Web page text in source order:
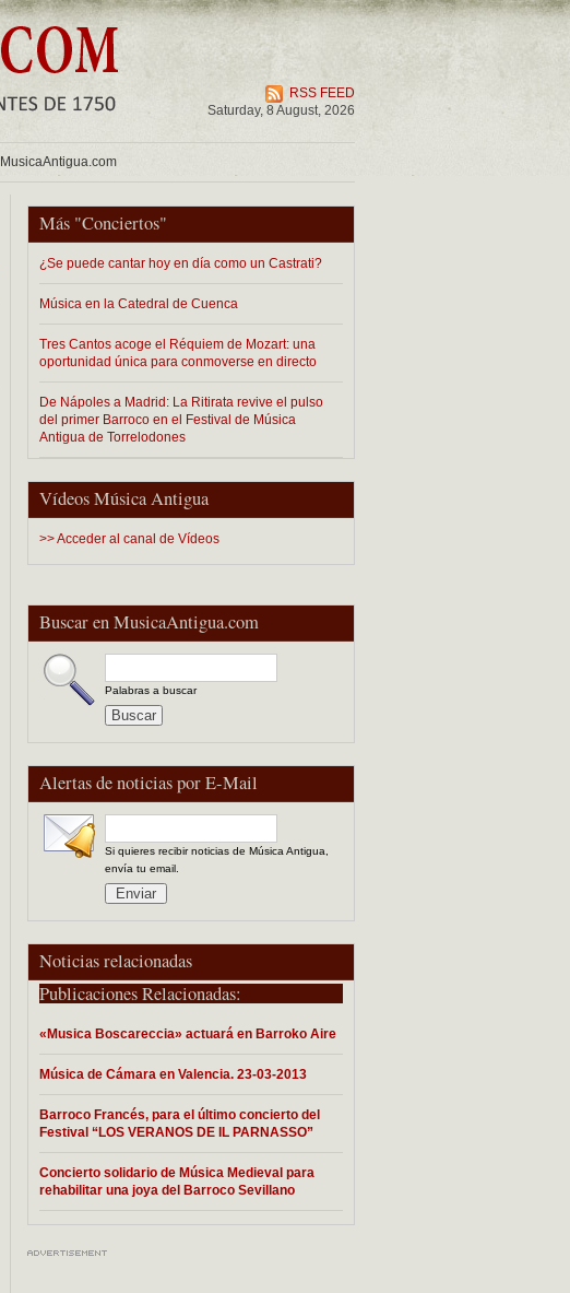
RSS FEED
Saturday, 8 August, 2026
MusicaAntigua.com
Más "Conciertos"
¿Se puede cantar hoy en día como un Castrati?
Música en la Catedral de Cuenca
Tres Cantos acoge el Réquiem de Mozart: una
oportunidad única para conmoverse en directo
De Nápoles a Madrid: La Ritirata revive el pulso
del primer Barroco en el Festival de Música
Antigua de Torrelodones
Vídeos Música Antigua
>> Acceder al canal de Vídeos
Buscar en MusicaAntigua.com
Palabras a buscar
Alertas de noticias por E-Mail
Si quieres recibir noticias de Música Antigua,
envía tu email.
Noticias relacionadas
Publicaciones Relacionadas:
«Musica Boscareccia» actuará en Barroko Aire
Música de Cámara en Valencia. 23-03-2013
Barroco Francés, para el último concierto del
Festival “LOS VERANOS DE IL PARNASSO”
Concierto solidario de Música Medieval para
rehabilitar una joya del Barroco Sevillano